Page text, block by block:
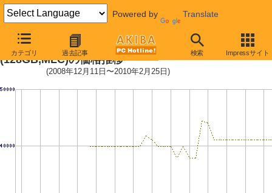
Powered by Translate
カテゴリ 過去記事 検索 Impressサイト
2.5インチ ローエンドSSD128GB
(128GB,MLC)の価格推移
(2008年12月11日〜2010年2月25日)